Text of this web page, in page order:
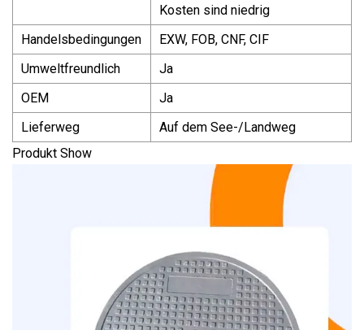
Kosten sind niedrig
Handelsbedingungen
EXW, FOB, CNF, CIF
Umweltfreundlich
Ja
OEM
Ja
Lieferweg
Auf dem See-/Landweg
Produkt Show